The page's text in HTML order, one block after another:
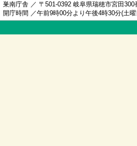
巣南庁舎 ／ 〒501-0392 岐阜県瑞穂市宮田300
開庁時間 ／午前9時00分より午後4時30分(土